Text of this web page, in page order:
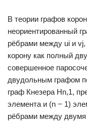
В теории графов
неориентированный
рёбрами между ui и
корону как полный
совершенное
двудольным графом
граф Кнезера Hn,1,
элемента и (n − 1)
рёбрами между